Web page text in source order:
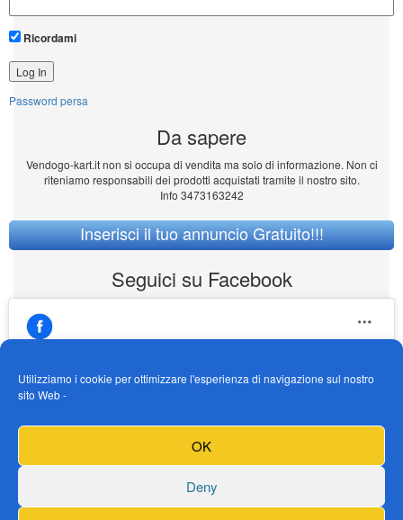
Utilizziamo i cookie per ottimizzare l'esperienza di navigazione sul nostro
sito Web -
OK
Deny
Ricordami
Password persa
Da sapere
Vendogo-kart.it non si occupa di vendita ma solo di informazione. Non ci
riteniamo responsabili dei prodotti acquistati tramite il nostro sito.
Info 3473163242
Inserisci il tuo annuncio Gratuito!!!
Seguici su Facebook
https://www.facebook.com/Vendogokartit/
Fai clic per accettare i cookie marketing e
abilitare questo contenuto